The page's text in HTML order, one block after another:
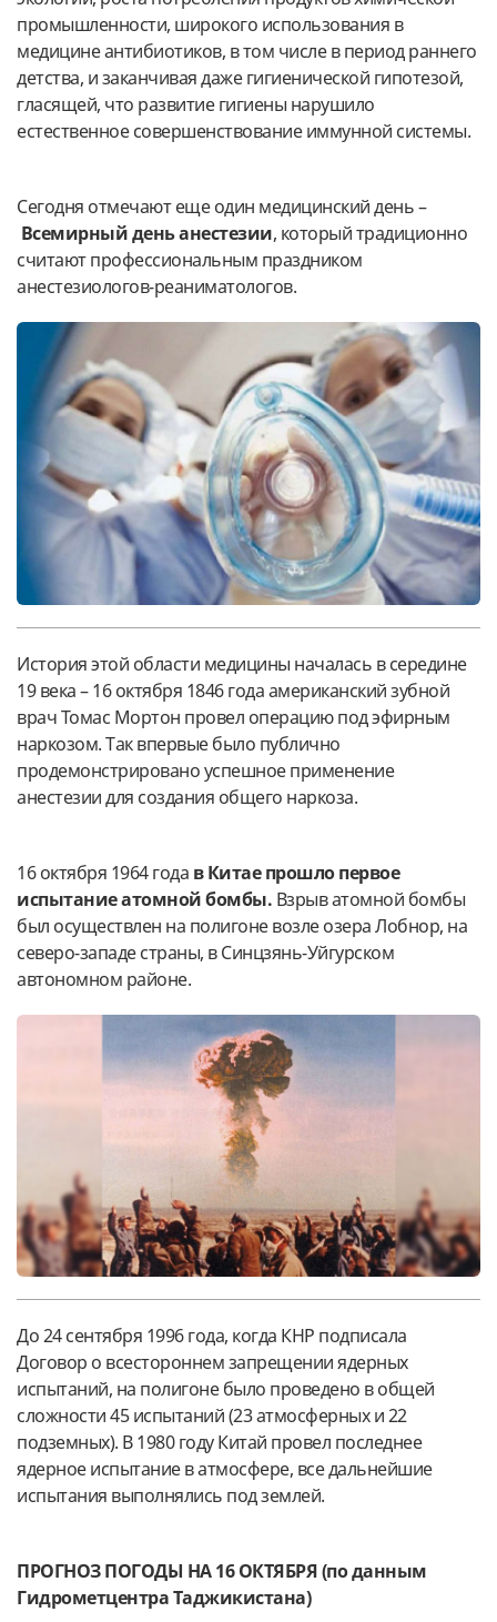
промышленности, широкого использования в
медицине антибиотиков, в том числе в период раннего
детства, и заканчивая даже гигиенической гипотезой,
гласящей, что развитие гигиены нарушило
естественное совершенствование иммунной системы.
Сегодня отмечают еще один медицинский день –
Всемирный день анестезии, который традиционно
считают профессиональным праздником
анестезиологов-реаниматологов.
История этой области медицины началась в середине
19 века – 16 октября 1846 года американский зубной
врач Томас Мортон провел операцию под эфирным
наркозом. Так впервые было публично
продемонстрировано успешное применение
анестезии для создания общего наркоза.
16 октября 1964 года в Китае прошло первое
испытание атомной бомбы. Взрыв атомной бомбы
был осуществлен на полигоне возле озера Лобнор, на
северо-западе страны, в Синцзянь-Уйгурском
автономном районе.
До 24 сентября 1996 года, когда КНР подписала
Договор о всестороннем запрещении ядерных
испытаний, на полигоне было проведено в общей
сложности 45 испытаний (23 атмосферных и 22
подземных). В 1980 году Китай провел последнее
ядерное испытание в атмосфере, все дальнейшие
испытания выполнялись под землей.
ПРОГНОЗ ПОГОДЫ НА 16 ОКТЯБРЯ (по данным
Гидрометцентра Таджикистана)